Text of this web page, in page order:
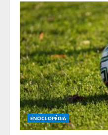
de
France
2025:
Tudo
o
que
você
precisa
saber
sobre
a
112ª
edição
da
maior
prova
de
ciclismo
do
ENCICLOPÉDIA